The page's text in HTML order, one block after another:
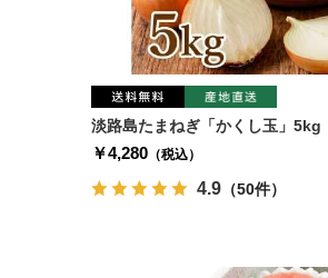
淡路島たまねぎ「かくし玉」5kg
￥4,280 （税込）
4.9 （50件）